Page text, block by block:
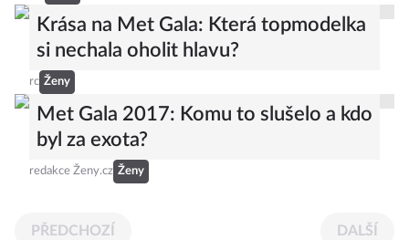
Krása na Met Gala: Která topmodelka
si nechala oholit hlavu?
rc Ženy
Met Gala 2017: Komu to slušelo a kdo
byl za exota?
redakce Ženy.cz Ženy
PŘEDCHOZÍ DALŠÍ